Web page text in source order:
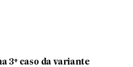
3º caso da variante